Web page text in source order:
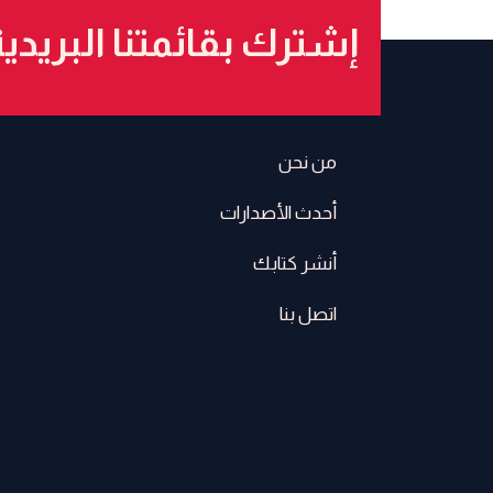
إشترك بقائمتنا
من نحن
أحدث الأصدارات
أنشر كتابك
اتصل بنا